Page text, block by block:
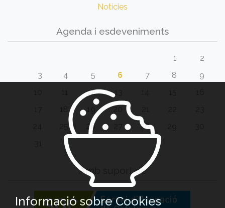
Notícies
Agenda i esdeveniments
1
2
3
4 5 6 7 8
9
12 13
20
26 28
Amb suport de
Informació sobre Cookies